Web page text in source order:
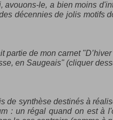
avouons-le, a bien moins
décennies de jolis motifs
partie de mon carnet "
en Saugeais" (cliquer
de synthèse destinés à
: un régal quand on est à